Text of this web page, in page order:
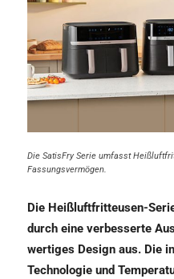
Die SatisFry Serie umfasst
Fassungsvermögen.
Die Heißluftfritteusen-
durch eine verbesserte
wertiges Design aus. Die
Technologie und